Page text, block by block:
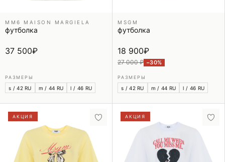
MM6 MAISON MARGIELA
футболка
37 500₽
РАЗМЕРЫ
s / 42 RU m / 44 RU l / 46 RU
MSGM
футболка
18 900₽
27 000 ₽ −30%
РАЗМЕРЫ
s / 42 RU m / 44 RU l / 46 RU
АКЦИЯ АКЦИЯ